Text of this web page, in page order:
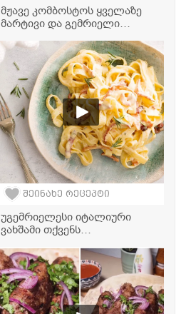
მჟავე კომბოსტოს ყველაზე
მარტივი და გემრიელი
შეინახე რეცეპტი
უგემრიელესი იტალიური
ვახშამი თქვენს
რომელის მომზადებასაც
ოჯახის წევრები ყოველდღე
მოგთხოვენ